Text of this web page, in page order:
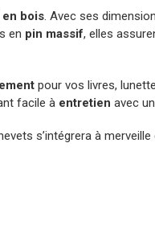
bois. Avec ses
en pin massif, elles
pour vos livres,
facile à entretien avec
s’intégrera à